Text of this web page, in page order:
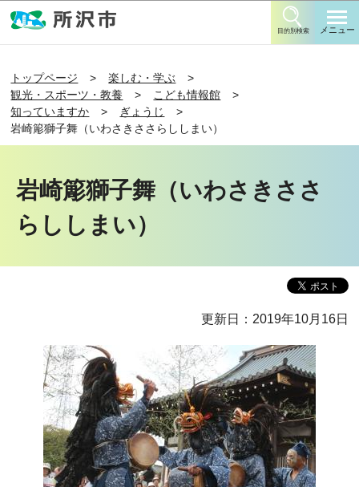
目的別検索 メニュー
トップページ
楽しむ・学ぶ
観光・スポーツ・教養
こども情報館
知っていますか
ぎょうじ
岩崎簓獅子舞（いわさきささらししまい）
岩崎簓獅子舞（いわさきささ
らししまい）
更新日：2019年10月16日